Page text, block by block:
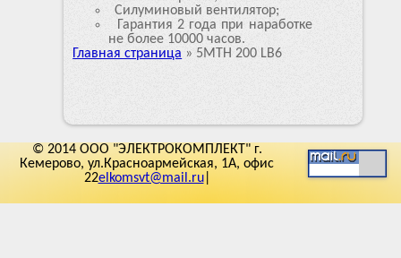
Силуминовый вентилятор;
Гарантия 2 года при наработке
не более 10000 часов.
Главная страница » 5MTH 200 LB6
© 2014 ООО "ЭЛЕКТРОКОМПЛЕКТ" г.
Кемерово, ул.Красноармейская, 1А, офис
22elkomsvt@mail.ru|